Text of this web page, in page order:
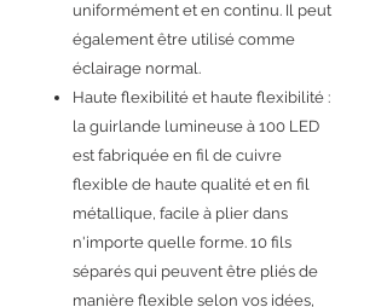
uniformément et en continu. Il peut
également être utilisé comme
éclairage normal.
Haute flexibilité et haute flexibilité :
la guirlande lumineuse à 100 LED
est fabriquée en fil de cuivre
flexible de haute qualité et en fil
métallique, facile à plier dans
n'importe quelle forme. 10 fils
séparés qui peuvent être pliés de
manière flexible selon vos idées,